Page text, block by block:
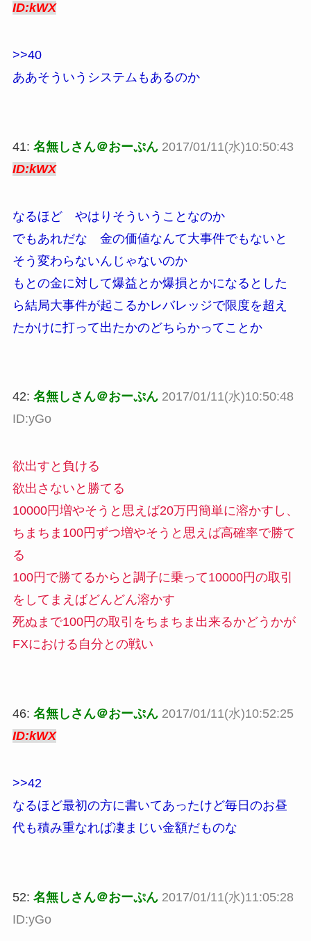
ID:kWX
>>40
ああそういうシステムもあるのか
41: 名無しさん＠おーぷん 2017/01/11(水)10:50:43
ID:kWX
なるほど やはりそういうことなのか
でもあれだな 金の価値なんて大事件でもないと
そう変わらないんじゃないのか
もとの金に対して爆益とか爆損とかになるとした
ら結局大事件が起こるかレバレッジで限度を超え
たかけに打って出たかのどちらかってことか
42: 名無しさん＠おーぷん 2017/01/11(水)10:50:48
ID:yGo
欲出すと負ける
欲出さないと勝てる
10000円増やそうと思えば20万円簡単に溶かすし、
ちまちま100円ずつ増やそうと思えば高確率で勝て
る
100円で勝てるからと調子に乗って10000円の取引
をしてまえばどんどん溶かす
死ぬまで100円の取引をちまちま出来るかどうかが
FXにおける自分との戦い
46: 名無しさん＠おーぷん 2017/01/11(水)10:52:25
ID:kWX
>>42
なるほど最初の方に書いてあったけど毎日のお昼
代も積み重なれば凄まじい金額だものな
52: 名無しさん＠おーぷん 2017/01/11(水)11:05:28
ID:yGo